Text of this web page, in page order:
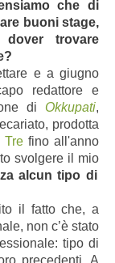
che di
buoni stage,
trovare
e a giugno
redattore e
di Okkupati,
prodotta
Tre fino all'anno
svolgere il mio
alcun tipo di
il fatto che, a
non c’è stato
tipo di
precedenti. A